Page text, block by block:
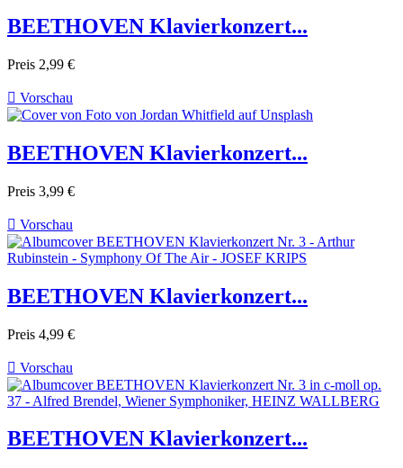
BEETHOVEN Klavierkonzert...
Preis 2,99 €
 Vorschau
BEETHOVEN Klavierkonzert...
Preis 3,99 €
 Vorschau
BEETHOVEN Klavierkonzert...
Preis 4,99 €
 Vorschau
BEETHOVEN Klavierkonzert...